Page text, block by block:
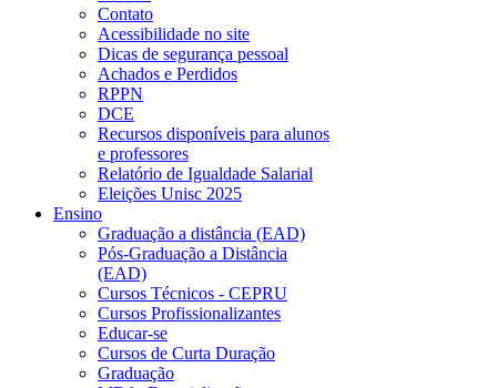
Contato
Acessibilidade no site
Dicas de segurança pessoal
Achados e Perdidos
RPPN
DCE
Recursos disponíveis para alunos
e professores
Relatório de Igualdade Salarial
Eleições Unisc 2025
Ensino
Graduação a distância (EAD)
Pós-Graduação a Distância
(EAD)
Cursos Técnicos - CEPRU
Cursos Profissionalizantes
Educar-se
Cursos de Curta Duração
Graduação